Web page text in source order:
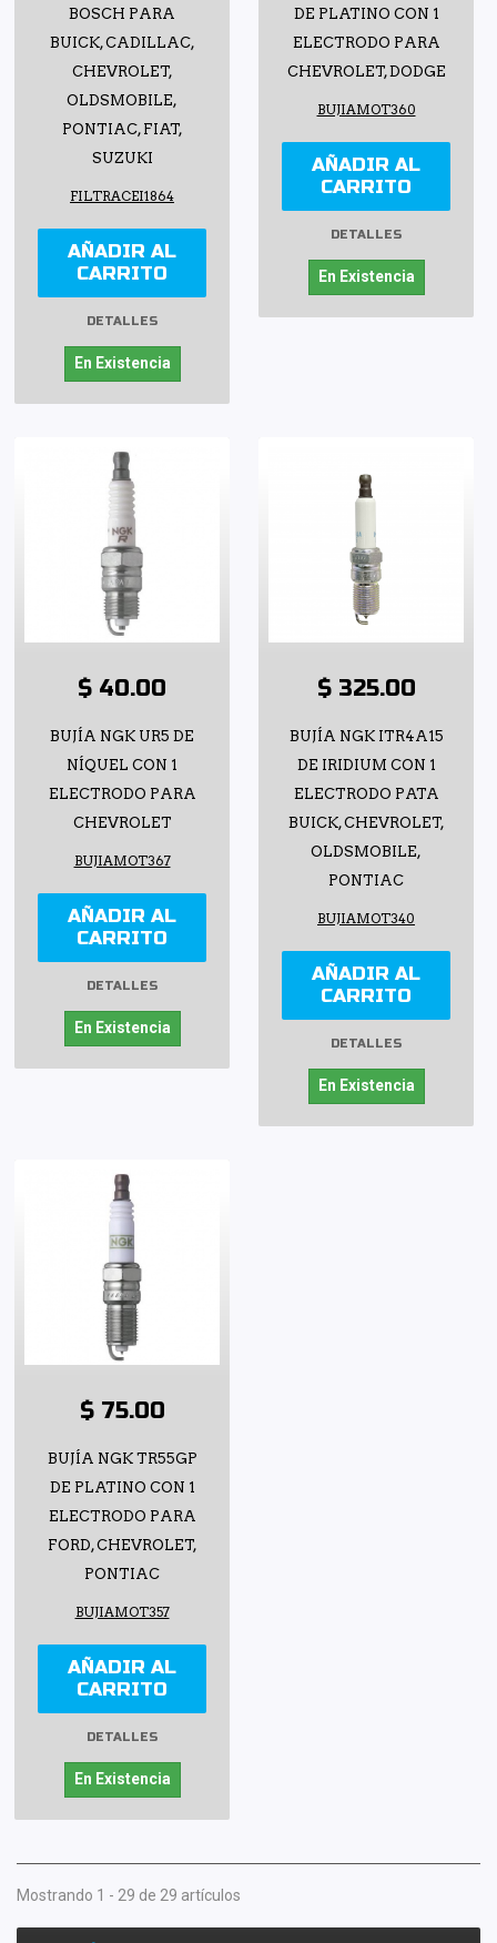
BOSCH PARA
BUICK, CADILLAC,
CHEVROLET,
OLDSMOBILE,
PONTIAC, FIAT,
SUZUKI
FILTRACEI1864
AÑADIR AL
CARRITO
DETALLES
En Existencia
DE PLATINO CON 1
ELECTRODO PARA
CHEVROLET, DODGE
BUJIAMOT360
AÑADIR AL
CARRITO
DETALLES
En Existencia
$ 40.00
BUJÍA NGK UR5 DE
NÍQUEL CON 1
ELECTRODO PARA
CHEVROLET
BUJIAMOT367
AÑADIR AL
CARRITO
DETALLES
En Existencia
$ 325.00
BUJÍA NGK ITR4A15
DE IRIDIUM CON 1
ELECTRODO PATA
BUICK, CHEVROLET,
OLDSMOBILE,
PONTIAC
BUJIAMOT340
AÑADIR AL
CARRITO
DETALLES
En Existencia
$ 75.00
BUJÍA NGK TR55GP
DE PLATINO CON 1
ELECTRODO PARA
FORD, CHEVROLET,
PONTIAC
BUJIAMOT357
AÑADIR AL
CARRITO
DETALLES
En Existencia
Mostrando 1 - 29 de 29 artículos